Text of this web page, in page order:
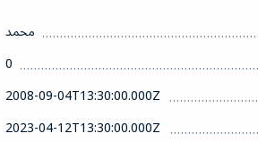
محمد
0
2008-09-04T13:30:00.000Z
2023-04-12T13:30:00.000Z